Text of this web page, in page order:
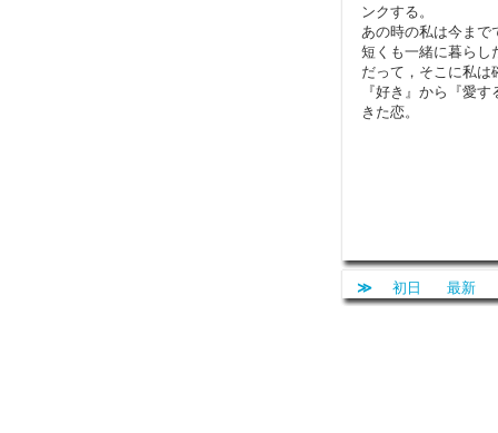
ンクする。
あの時の私は今まで
短くも一緒に暮らし
だって，そこに私は
『好き』から『愛
きた恋。
≫ 初日 最新